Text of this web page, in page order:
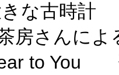
な古時計
房さんによ
to You